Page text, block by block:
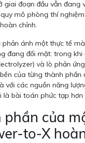
giai đoạn đầu vẫn đang
mô phòng thí
chỉnh.
phản ánh một thực tế
đang đối mặt: trong khi
và lò phản
của từng thành phần
với các nguồn năng
là bài toán phức tạp hơn
phần của
to-X